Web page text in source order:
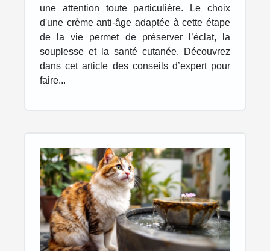
une attention toute particulière. Le choix
d'une crème anti-âge adaptée à cette étape
de la vie permet de préserver l’éclat, la
souplesse et la santé cutanée. Découvrez
dans cet article des conseils d’expert pour
faire...